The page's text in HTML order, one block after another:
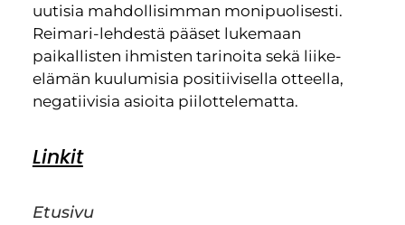
uutisia mahdollisimman monipuolisesti.
Reimari-lehdestä pääset lukemaan
paikallisten ihmisten tarinoita sekä liike-
elämän kuulumisia positiivisella otteella,
negatiivisia asioita piilottelematta.
Linkit
Etusivu